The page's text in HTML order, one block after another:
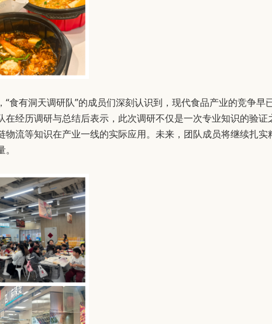
食有洞天调研队”的成员们深刻认识到，现代食品产业的竞争早
经历调研与总结后表示，此次调研不仅是一次专业知识的验证
流等知识在产业一线的实际应用。未来，团队成员将继续扎实